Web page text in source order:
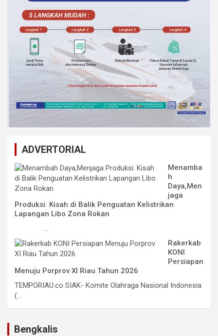
ADVERTORIAL
Menamba
h
Daya,Men
jaga
Produksi: Kisah di Balik Penguatan Kelistrikan
Lapangan Libo Zona Rokan
...
Rakerkab
KONI
Persiapan
Menuju Porprov XI Riau Tahun 2026
TEMPORIAU.co SIAK- Komite Olahraga Nasional Indonesia
(...
Bengkalis